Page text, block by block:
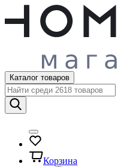
Каталог товаров
Корзина